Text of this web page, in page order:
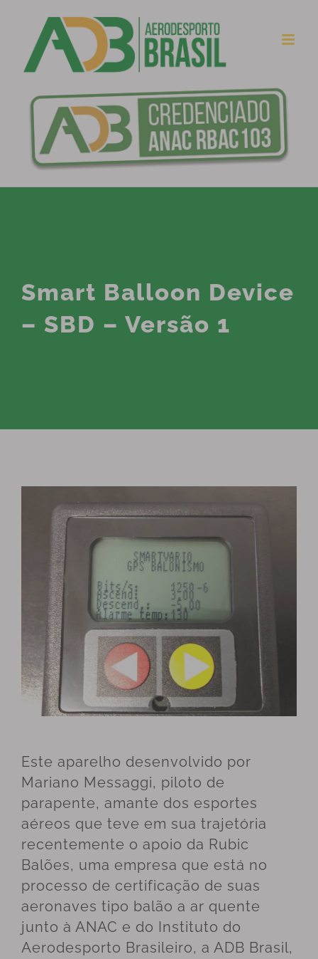
Smart Balloon Device
– SBD – Versão 1
Este aparelho desenvolvido por
Mariano Messaggi, piloto de
parapente, amante dos esportes
aéreos que teve em sua trajetória
recentemente o apoio da Rubic
Balões, uma empresa que está no
processo de certificação de suas
aeronaves tipo balão a ar quente
junto à ANAC e do Instituto do
Aerodesporto Brasileiro, a ADB Brasil,